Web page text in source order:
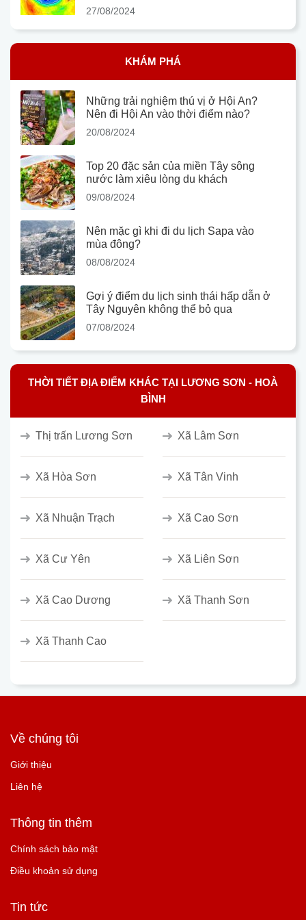
27/08/2024
KHÁM PHÁ
Những trải nghiệm thú vị ở Hội An?
Nên đi Hội An vào thời điểm nào?
20/08/2024
Top 20 đặc sản của miền Tây sông
nước làm xiêu lòng du khách
09/08/2024
Nên mặc gì khi đi du lịch Sapa vào
mùa đông?
08/08/2024
Gợi ý điểm du lịch sinh thái hấp dẫn ở
Tây Nguyên không thể bỏ qua
07/08/2024
THỜI TIẾT ĐỊA ĐIỂM KHÁC TẠI LƯƠNG SƠN - HOÀ
BÌNH
Thị trấn Lương Sơn Xã Lâm Sơn
Xã Hòa Sơn Xã Tân Vinh
Xã Nhuận Trạch Xã Cao Sơn
Xã Cư Yên Xã Liên Sơn
Xã Cao Dương Xã Thanh Sơn
Xã Thanh Cao
Về chúng tôi
Giới thiệu
Liên hệ
Thông tin thêm
Chính sách bảo mật
Điều khoản sử dụng
Tin tức